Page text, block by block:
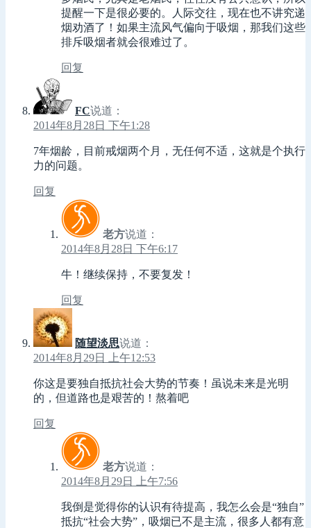
提醒一下是很必要的。人际交往，现在也不讲究递
烟劝酒了！如果主流风气偏向于吸烟，那我们这些
排斥吸烟者就会很难过了。
回复
FC说道：
2014年8月28日 下午1:28
7年烟龄，目前戒烟两个月，无任何不适，这就是个执行
力的问题。
回复
老方说道：
2014年8月28日 下午6:17
牛！继续保持，不要复发！
回复
随望淡思说道：
2014年8月29日 上午12:53
你这是要独自抵抗社会大势的节奏！虽说未来是光明
的，但道路也是艰苦的！熬着吧
回复
老方说道：
2014年8月29日 上午7:56
我倒是觉得你的认识有待提高，我怎么会是“独自”
抵抗“社会大势”，吸烟已不是主流，很多人都有意